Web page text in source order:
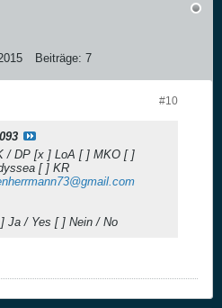
Beiträge: 7
#10
/ DP [x ] LoA [ ] MKO [ ]
[ ] KR
Ja / Yes [ ] Nein / No